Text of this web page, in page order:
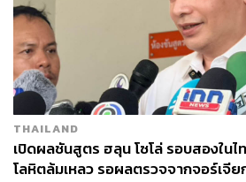
THAILAND
เปิดผลชันสูตร ฮลุน โซโล่ รอบสองในไ
โลหิตล้มเหลว รอผลตรวจจากจอร์เจี